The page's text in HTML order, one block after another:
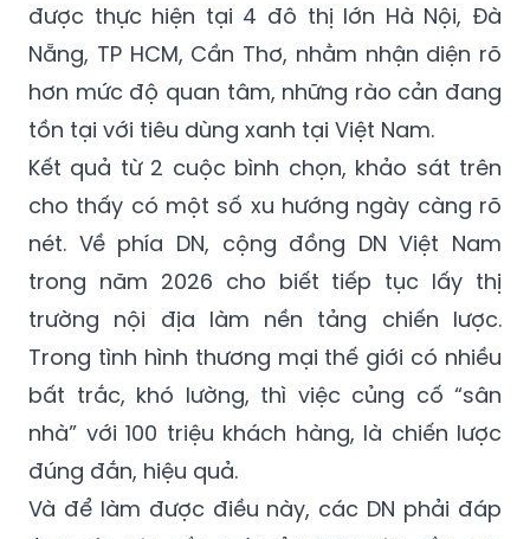
được thực hiện tại 4 đô thị lớn Hà Nội, Đà
Nẵng, TP HCM, Cần Thơ, nhằm nhận diện rõ
hơn mức độ quan tâm, những rào cản đang
tồn tại với tiêu dùng xanh tại Việt Nam.
Kết quả từ 2 cuộc bình chọn, khảo sát trên
cho thấy có một số xu hướng ngày càng rõ
nét. Về phía DN, cộng đồng DN Việt Nam
trong năm 2026 cho biết tiếp tục lấy thị
trường nội địa làm nền tảng chiến lược.
Trong tình hình thương mại thế giới có nhiều
bất trắc, khó lường, thì việc củng cố “sân
nhà” với 100 triệu khách hàng, là chiến lược
đúng đắn, hiệu quả.
Và để làm được điều này, các DN phải đáp